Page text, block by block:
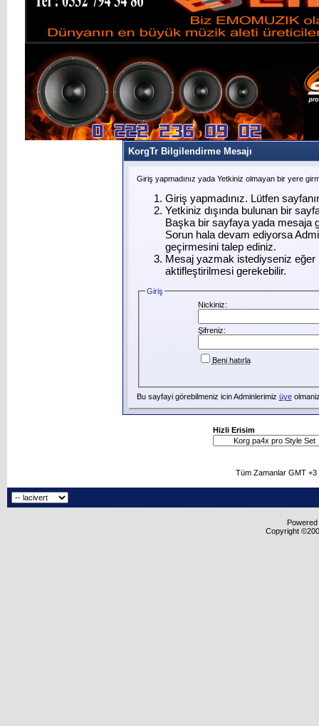
KorgTr Bilgilendirme Mesajı
Giriş yapmadınız yada Yetkiniz olmayan bir yere
Giriş yapmadınız. Lütfen
Yetkiniz dışında bulunan bir
Başka bir sayfaya yada mesaja
Sorun hala devam ediyorsa
geçirmesini talep ediniz.
Mesaj yazmak istediyseniz eğer
aktifleştirilmesi gerekebilir.
Giriş
Nickiniz:
Şifreniz:
Beni hatırla
Bu sayfayi görebilmeniz icin Adminlerimiz üye
Hizli Erisim
Tüm Zamanlar GMT
Copyright